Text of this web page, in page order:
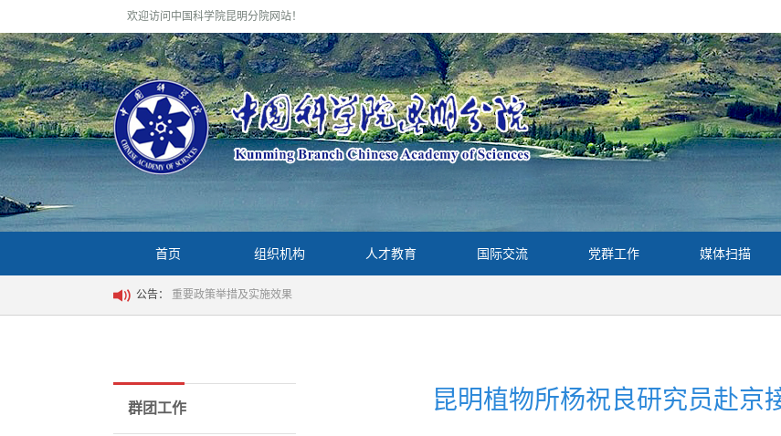
欢迎访问中国科学院昆明分院网站！
首页 组织机构 人才教育 国际交流 党群工作 媒体扫描
公告： 重要政策举措及实施效果
群团工作 昆明植物所杨祝良研究员赴京